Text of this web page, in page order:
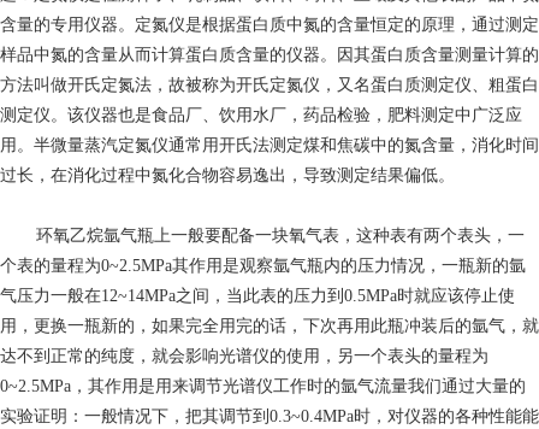
含量的专用仪器。定氮仪是根据蛋白质中氮的含量恒定的原理，通过测定
样品中氮的含量从而计算蛋白质含量的仪器。因其蛋白质含量测量计算的
方法叫做开氏定氮法，故被称为开氏定氮仪，又名蛋白质测定仪、粗蛋白
测定仪。该仪器也是食品厂、饮用水厂，药品检验，肥料测定中广泛应
用。半微量蒸汽定氮仪通常用开氏法测定煤和焦碳中的氮含量，消化时间
过长，在消化过程中氮化合物容易逸出，导致测定结果偏低。
环氧乙烷氩气瓶上一般要配备一块氧气表，这种表有两个表头，一
个表的量程为0~2.5MPa其作用是观察氩气瓶内的压力情况，一瓶新的氩
气压力一般在12~14MPa之间，当此表的压力到0.5MPa时就应该停止使
用，更换一瓶新的，如果完全用完的话，下次再用此瓶冲装后的氩气，就
达不到正常的纯度，就会影响光谱仪的使用，另一个表头的量程为
0~2.5MPa，其作用是用来调节光谱仪工作时的氩气流量我们通过大量的
实验证明：一般情况下，把其调节到0.3~0.4MPa时，对仪器的各种性能能